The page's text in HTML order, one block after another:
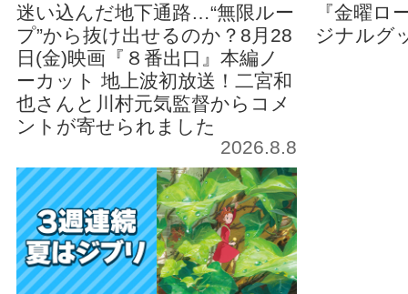
迷い込んだ地下通路…“無限ルー
プ”から抜け出せるのか？8月28
日(金)映画『８番出口』本編ノ
ーカット 地上波初放送！二宮和
也さんと川村元気監督からコメ
ントが寄せられました
2026.8.8
『金曜ロ
ジナルグ